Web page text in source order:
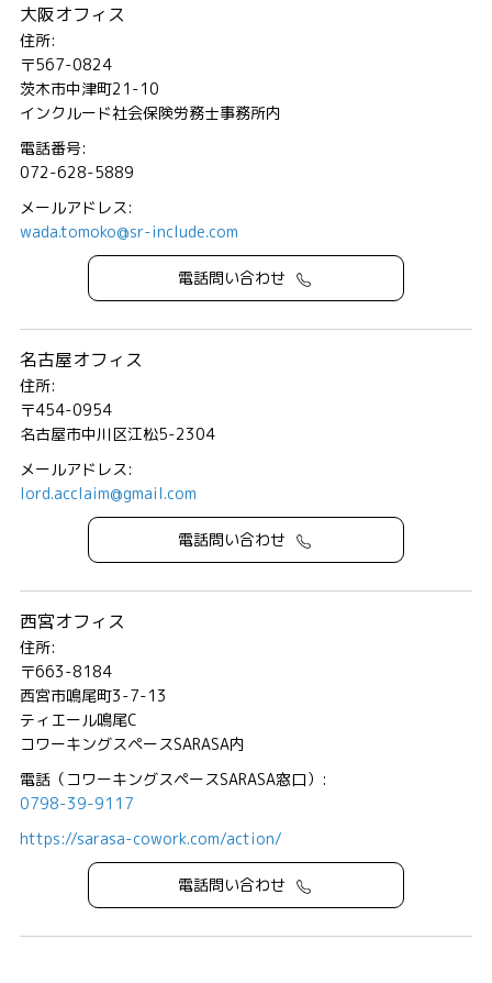
大阪オフィス
住所:
〒567-0824
茨木市中津町21-10
インクルード社会保険労務士事務所内
電話番号:
072-628-5889
メールアドレス:
wada.tomoko@sr-include.com
電話問い合わせ
名古屋オフィス
住所:
〒454-0954
名古屋市中川区江松5-2304
メールアドレス:
lord.acclaim@gmail.com
電話問い合わせ
西宮オフィス
住所:
〒663-8184
西宮市鳴尾町3-7-13
ティエール鳴尾C
コワーキングスペースSARASA内
電話（コワーキングスペースSARASA窓口）:
0798-39-9117
https://sarasa-cowork.com/action/
電話問い合わせ